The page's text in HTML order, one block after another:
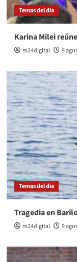
Temas del dia
Karina Milei
m24digital 9
Temas del dia
Tragedia en
m24digital 9